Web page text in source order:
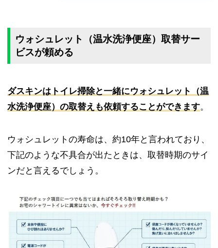
ウォシュレット（温水洗浄便座）取替サー
ビスが頼める
ダスキンはトイレ掃除と一緒にウォシュレット（温
水洗浄便座）の取替えも依頼することができます。
ウォシュレットの寿命は、約10年と言われており、
下記のような不具合が出たときは、取替時期のサイ
ンだと言えるでしょう。